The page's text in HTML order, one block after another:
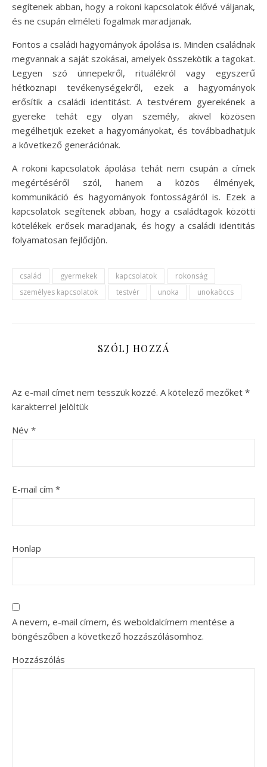
segítenek abban, hogy a rokoni kapcsolatok élővé váljanak,
és ne csupán elméleti fogalmak maradjanak.
Fontos a családi hagyományok ápolása is. Minden családnak
megvannak a saját szokásai, amelyek összekötik a tagokat.
Legyen szó ünnepekről, rituálékról vagy egyszerű
hétköznapi tevékenységekről, ezek a hagyományok
erősítik a családi identitást. A testvérem gyerekének a
gyereke tehát egy olyan személy, akivel közösen
megélhetjük ezeket a hagyományokat, és továbbadhatjuk
a következő generációnak.
A rokoni kapcsolatok ápolása tehát nem csupán a címek
megértéséről szól, hanem a közös élmények,
kommunikáció és hagyományok fontosságáról is. Ezek a
kapcsolatok segítenek abban, hogy a családtagok közötti
kötelékek erősek maradjanak, és hogy a családi identitás
folyamatosan fejlődjön.
család gyermekek kapcsolatok
rokonság
személyes kapcsolatok
testvér unoka unokaöccs
SZÓLJ HOZZÁ
Az e-mail címet nem tesszük közzé. A kötelező mezőket *
karakterrel jelöltük
Név *
E-mail cím *
Honlap
A nevem, e-mail címem, és weboldalcímem mentése a
böngészőben a következő hozzászólásomhoz.
Hozzászólás